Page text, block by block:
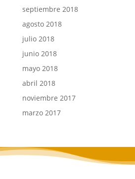
septiembre 2018
agosto 2018
julio 2018
junio 2018
mayo 2018
abril 2018
noviembre 2017
marzo 2017